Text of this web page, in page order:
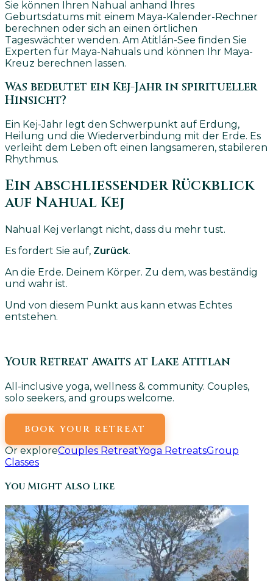
Sie können Ihren Nahual anhand Ihres
Geburtsdatums mit einem Maya-Kalender-Rechner
berechnen oder sich an einen örtlichen
Tageswächter wenden. Am Atitlán-See finden Sie
Experten für Maya-Nahuals und können Ihr Maya-
Kreuz berechnen lassen.
Was bedeutet ein Kej-Jahr in spiritueller
Hinsicht?
Ein Kej-Jahr legt den Schwerpunkt auf Erdung,
Heilung und die Wiederverbindung mit der Erde. Es
verleiht dem Leben oft einen langsameren, stabileren
Rhythmus.
Ein abschließender Rückblick
auf Nahual Kej
Nahual Kej verlangt nicht, dass du mehr tust.
Es fordert Sie auf, Zurück.
An die Erde. Deinem Körper. Zu dem, was beständig
und wahr ist.
Und von diesem Punkt aus kann etwas Echtes
entstehen.
Your Retreat Awaits at Lake Atitlan
All-inclusive yoga, wellness & community. Couples,
solo seekers, and groups welcome.
BOOK YOUR RETREAT
Or exploreCouples RetreatYoga RetreatsGroup
Classes
You Might Also Like